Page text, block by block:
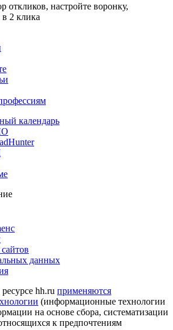
откликов, настройте воронку,
2 клика
календарь
данных
hh.ru применяются
(информационные технологии
на основе сбора, систематизации
к предпочтениям